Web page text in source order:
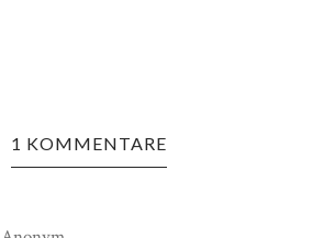
1 KOMMENTARE